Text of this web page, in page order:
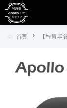
首頁 【智慧手